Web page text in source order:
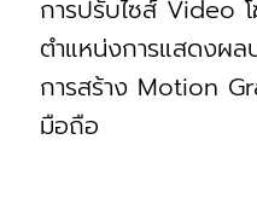
การปรับไซส์ Video
ตำแหน่งการแสดงผ
การสร้าง Motion
มือถือ